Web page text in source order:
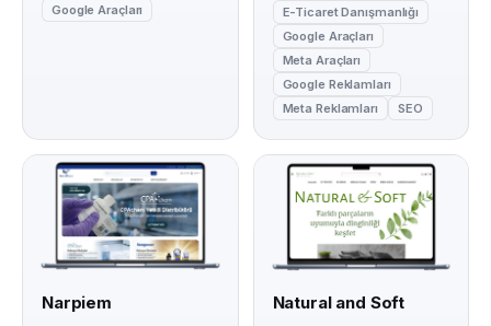
Google Araçları
E-Ticaret Danışmanlığı
Google Araçları
Meta Araçları
Google Reklamları
Meta Reklamları
SEO
Narpiem Natural and Soft